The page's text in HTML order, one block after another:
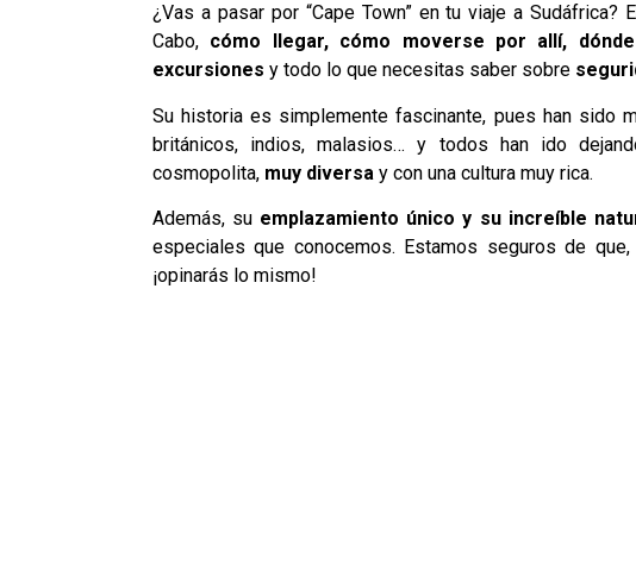
¿Vas a pasar por “Cape Town” en tu viaje a
Cabo, cómo llegar, cómo moverse por allí,
excursiones y todo lo que necesitas saber sobre
Su historia es simplemente fascinante, pues han sido
británicos, indios, malasios… y todos han ido
cosmopolita, muy diversa y con una cultura muy rica.
Además, su emplazamiento único y su increíble
especiales que conocemos. Estamos seguros de
¡opinarás lo mismo!